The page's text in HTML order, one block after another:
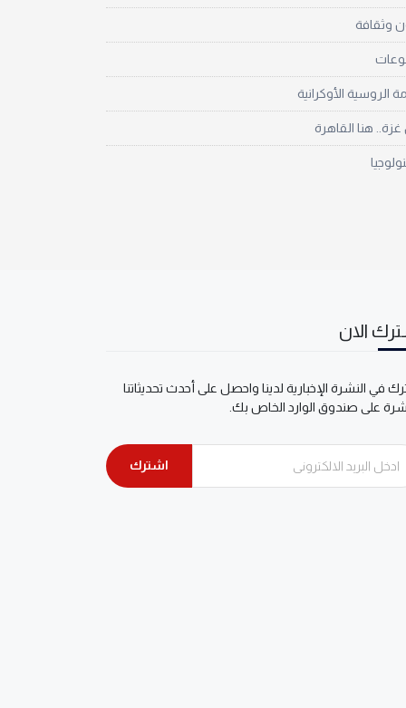
وثقافة
الروسية الأوكرانية
هنا القاهرة
الان
في النشرة الإخبارية لدينا واحصل على أحدث تحديثاتنا
على صندوق الوارد الخاص بك.
اشترك